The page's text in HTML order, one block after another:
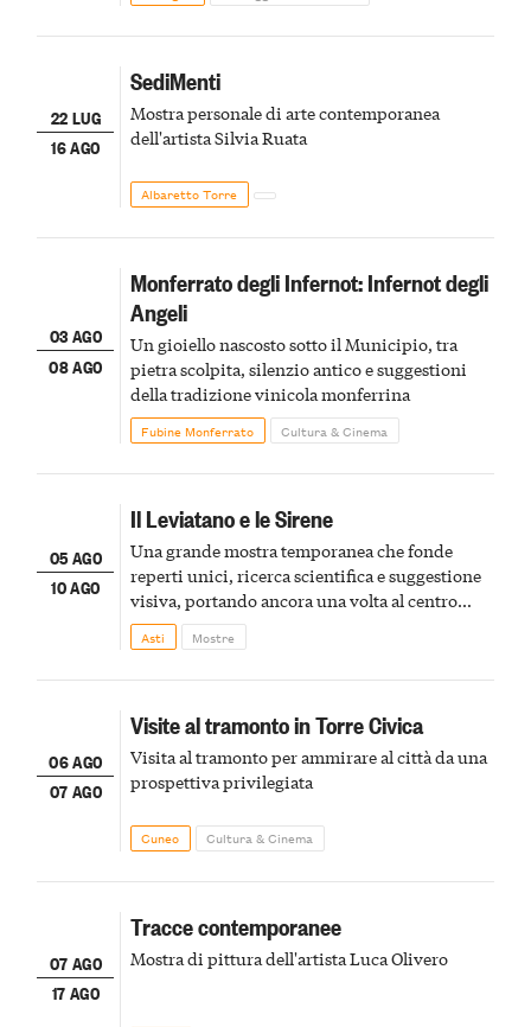
22 LUG
16 AGO
SediMenti
Mostra personale di arte contemporanea
dell'artista Silvia Ruata
Albaretto Torre
03 AGO
08 AGO
Monferrato degli Infernot: Infernot degli
Angeli
Un gioiello nascosto sotto il Municipio, tra
pietra scolpita, silenzio antico e suggestioni
della tradizione vinicola monferrina
Fubine Monferrato Cultura & Cinema
05 AGO
10 AGO
Il Leviatano e le Sirene
Una grande mostra temporanea che fonde
reperti unici, ricerca scientifica e suggestione
visiva, portando ancora una volta al centro
della scena le meraviglie del passato astigiano
Asti Mostre
06 AGO
07 AGO
Visite al tramonto in Torre Civica
Visita al tramonto per ammirare al città da una
prospettiva privilegiata
Cuneo Cultura & Cinema
07 AGO
17 AGO
Tracce contemporanee
Mostra di pittura dell'artista Luca Olivero